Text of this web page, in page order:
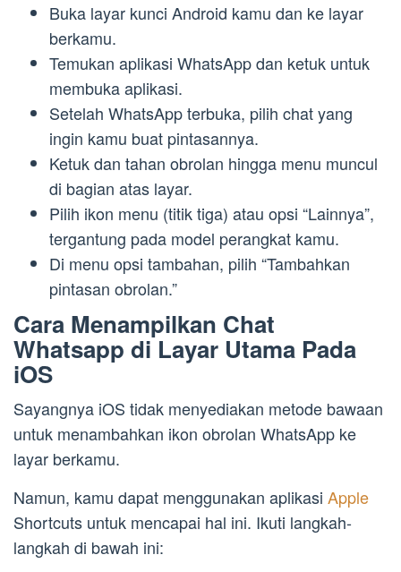
Buka layar kunci Android kamu dan ke layar
berkamu.
Temukan aplikasi WhatsApp dan ketuk untuk
membuka aplikasi.
Setelah WhatsApp terbuka, pilih chat yang
ingin kamu buat pintasannya.
Ketuk dan tahan obrolan hingga menu muncul
di bagian atas layar.
Pilih ikon menu (titik tiga) atau opsi “Lainnya”,
tergantung pada model perangkat kamu.
Di menu opsi tambahan, pilih “Tambahkan
pintasan obrolan.”
Cara Menampilkan Chat
Whatsapp di Layar Utama Pada
iOS
Sayangnya iOS tidak menyediakan metode bawaan
untuk menambahkan ikon obrolan WhatsApp ke
layar berkamu.
Namun, kamu dapat menggunakan aplikasi Apple
Shortcuts untuk mencapai hal ini. Ikuti langkah-
langkah di bawah ini: